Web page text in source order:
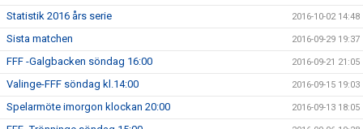
Statistik 2016 års serie 2016-10-02 14:48
Sista matchen 2016-09-29 19:37
FFF -Galgbacken söndag 16:00 2016-09-21 21:05
Valinge-FFF söndag kl.14:00 2016-09-15 19:03
Spelarmöte imorgon klockan 20:00 2016-09-13 18:05